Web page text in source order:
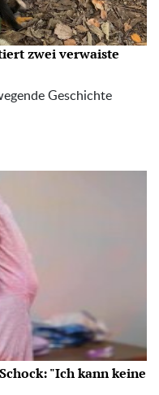
zwei verwaiste
Geschichte
"Ich kann keine